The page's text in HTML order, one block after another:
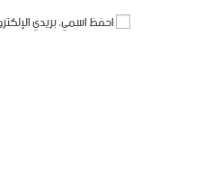
احفظ اسمي، بريدي